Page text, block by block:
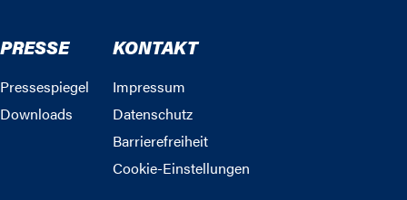
PRESSE
Pressespiegel
Downloads
KONTAKT
Impressum
Datenschutz
Barrierefreiheit
Cookie-Einstellungen